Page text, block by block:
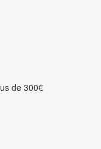
de 300€